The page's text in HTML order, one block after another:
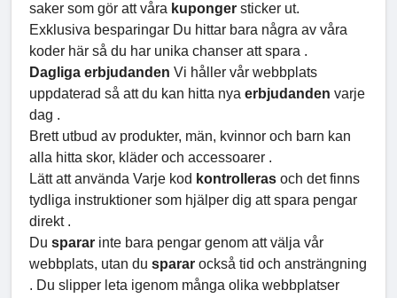
saker som gör att våra kuponger sticker ut.
Exklusiva besparingar Du hittar bara några av våra
koder här så du har unika chanser att spara .
Dagliga erbjudanden Vi håller vår webbplats
uppdaterad så att du kan hitta nya erbjudanden varje
dag .
Brett utbud av produkter, män, kvinnor och barn kan
alla hitta skor, kläder och accessoarer .
Lätt att använda Varje kod kontrolleras och det finns
tydliga instruktioner som hjälper dig att spara pengar
direkt .
Du sparar inte bara pengar genom att välja vår
webbplats, utan du sparar också tid och ansträngning
. Du slipper leta igenom många olika webbplatser